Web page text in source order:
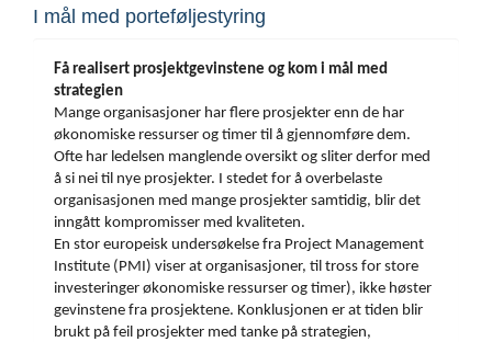
I mål med porteføljestyring
Få realisert prosjektgevinstene og kom i mål med
strategien
Mange organisasjoner har flere prosjekter enn de har
økonomiske ressurser og timer til å gjennomføre dem.
Ofte har ledelsen manglende oversikt og sliter derfor med
å si nei til nye prosjekter. I stedet for å overbelaste
organisasjonen med mange prosjekter samtidig, blir det
inngått kompromisser med kvaliteten.
En stor europeisk undersøkelse fra Project Management
Institute (PMI) viser at organisasjoner, til tross for store
investeringer økonomiske ressurser og timer), ikke høster
gevinstene fra prosjektene. Konklusjonen er at tiden blir
brukt på feil prosjekter med tanke på strategien,